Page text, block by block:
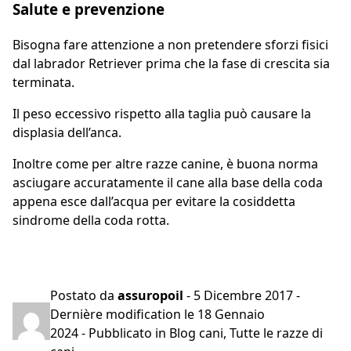
Salute e prevenzione
Bisogna fare attenzione a non pretendere sforzi fisici
dal labrador Retriever prima che la fase di crescita sia
terminata.
Il peso eccessivo rispetto alla taglia può causare la
displasia dell’anca.
Inoltre come per altre razze canine, è buona norma
asciugare accuratamente il cane alla base della coda
appena esce dall’acqua per evitare la cosiddetta
sindrome della coda rotta.
Postato da assuropoil - 5 Dicembre 2017-
Dernière modification le 18 Gennaio
2024- Pubblicato in Blog cani, Tutte le razze di